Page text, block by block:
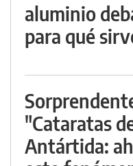
aluminio
para qué
"Cataratas
Antártida: